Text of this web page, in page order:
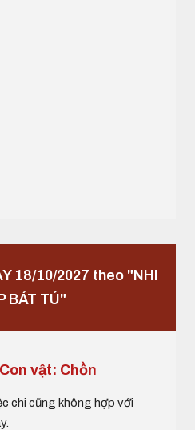
18/10/2027 theo "NHI
BÁT TÚ"
vật: Chồn
chi cũng không hợp với